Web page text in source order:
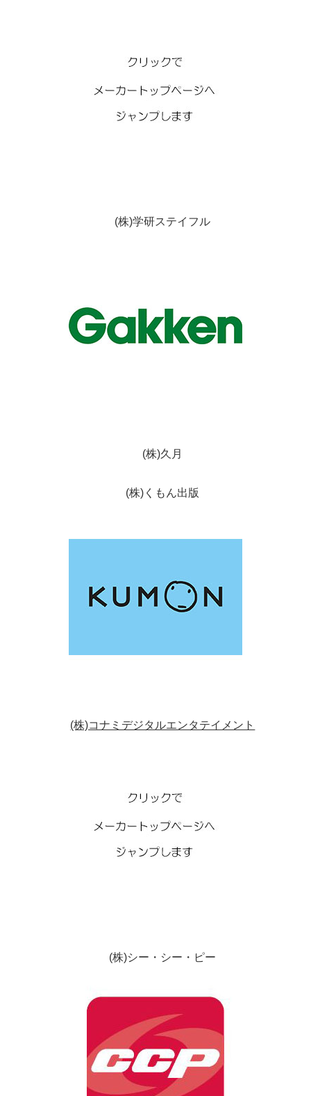
(株)学研ステイフル
(株)久月
(株)くもん出版
(株)コナミデジタルエンタテイメント
(株)シー・シー・ピー